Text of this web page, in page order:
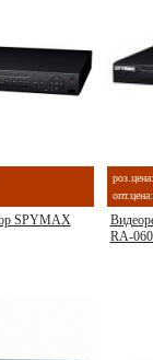
SPYMAX
роз.цена:
опт.цена:
RA-